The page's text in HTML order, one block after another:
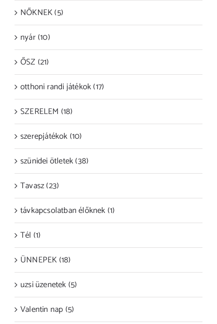
NŐKNEK (5)
nyár (10)
ŐSZ (21)
otthoni randi játékok (17)
SZERELEM (18)
szerepjátékok (10)
szünidei ötletek (38)
Tavasz (23)
távkapcsolatban élőknek (1)
Tél (1)
ÜNNEPEK (18)
uzsi üzenetek (5)
Valentin nap (5)